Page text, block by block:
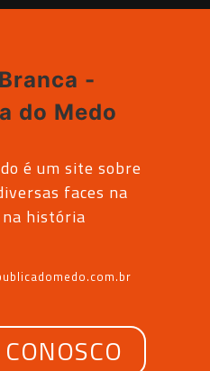
é um site sobre
faces na
história